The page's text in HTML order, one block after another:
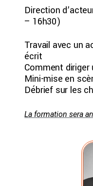
Direction
– 16h30)
Travail avec un
écrit
Comment diriger
Mini-mise en
Débrief sur les
La formation sera